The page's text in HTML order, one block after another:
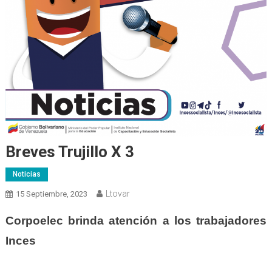
Breves Trujillo X 3
Noticias
15 Septiembre, 2023 Ltovar
Corpoelec brinda atención a los trabajadores
Inces